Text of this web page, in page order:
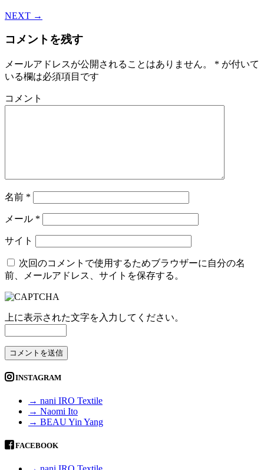
NEXT →
コメントを残す
メールアドレスが公開されることはありません。 * が付いて
いる欄は必須項目です
コメント
名前 *
メール *
サイト
次回のコメントで使用するためブラウザーに自分の名
前、メールアドレス、サイトを保存する。
上に表示された文字を入力してください。
INSTAGRAM
→ nani IRO Textile
→ Naomi Ito
→ BEAU Yin Yang
FACEBOOK